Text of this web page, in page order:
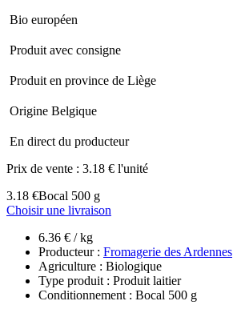
Bio européen
Produit avec consigne
Produit en province de Liège
Origine Belgique
En direct du producteur
Prix de vente : 3.18 € l'unité
3.18 €Bocal 500 g
Choisir une livraison
6.36 € / kg
Producteur : Fromagerie des Ardennes
Agriculture : Biologique
Type produit : Produit laitier
Conditionnement : Bocal 500 g